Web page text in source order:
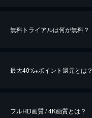
無料トライアルは何が無料？
最大40%※ポイント還元とは？
フルHD画質 / 4K画質とは？